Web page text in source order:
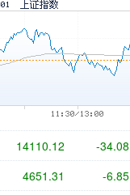
14110.12 -34.08
4651.31 -6.85